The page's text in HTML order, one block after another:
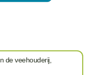
de veehouderij,